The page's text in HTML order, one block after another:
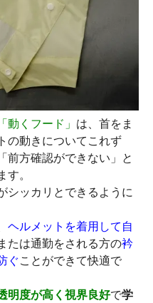
「動くフード」 は、首をま
の動きについてこれず
前方確認ができない」と
す。
シッカリとできるように
ヘルメットを着用して自
たは通勤をされる方の衿
ぐことができて快適で
明度が高く視界良好で学